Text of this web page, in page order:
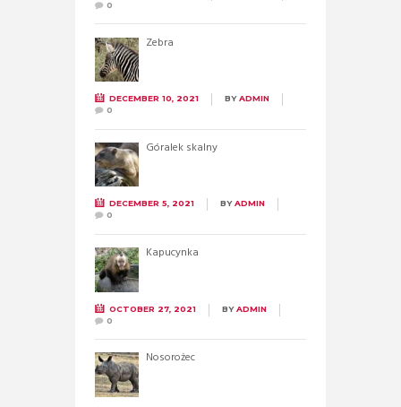
0
Zebra
DECEMBER 10, 2021 BYADMIN
0
Góralek skalny
DECEMBER 5, 2021 BYADMIN
0
Kapucynka
OCTOBER 27, 2021 BYADMIN
0
Nosorożec